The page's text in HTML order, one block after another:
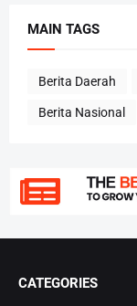
MAIN TAGS
Berita Daerah
Berita Nasional
CATEGORIES